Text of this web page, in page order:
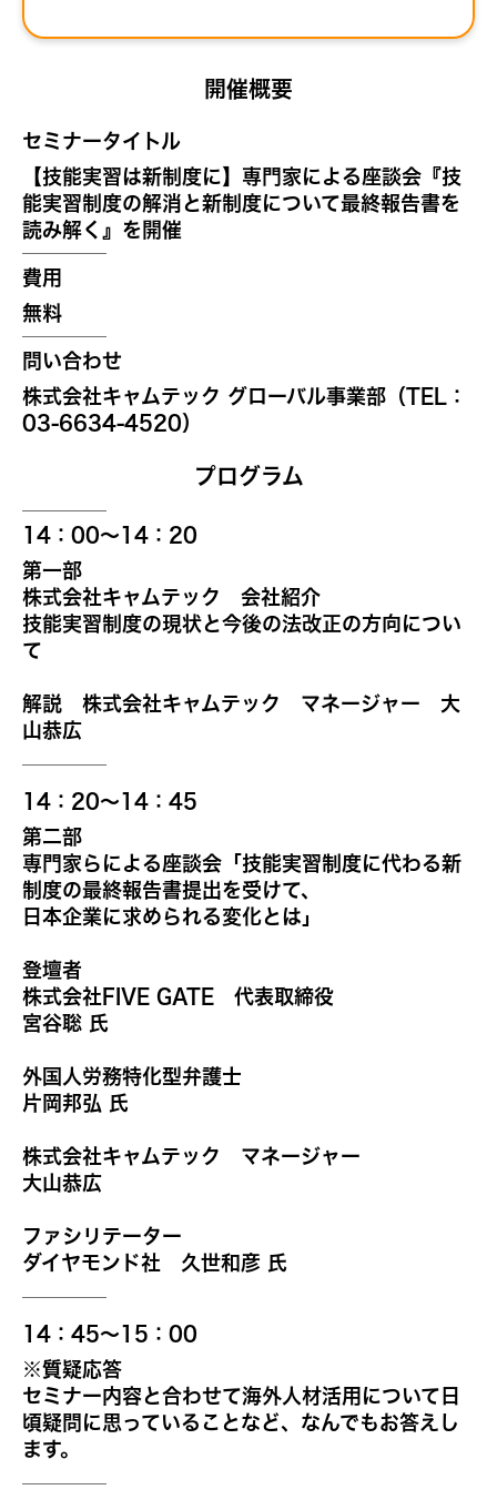
開催概要
セミナータイトル
【技能実習は新制度に】専門家による座談会『技
能実習制度の解消と新制度について最終報告書を
読み解く』を開催
費用
無料
問い合わせ
株式会社キャムテック グローバル事業部（TEL：
03-6634-4520）
プログラム
14：00～14：20
第一部
株式会社キャムテック 会社紹介
技能実習制度の現状と今後の法改正の方向につい
て
解説 株式会社キャムテック マネージャー 大
山恭広
14：20～14：45
第二部
専門家らによる座談会「技能実習制度に代わる新
制度の最終報告書提出を受けて、
日本企業に求められる変化とは」
登壇者
株式会社FIVE GATE 代表取締役
宮谷聡 氏
外国人労務特化型弁護士
片岡邦弘 氏
株式会社キャムテック マネージャー
大山恭広
ファシリテーター
ダイヤモンド社 久世和彦 氏
14：45～15：00
※質疑応答
セミナー内容と合わせて海外人材活用について日
頃疑問に思っていることなど、なんでもお答えし
ます。